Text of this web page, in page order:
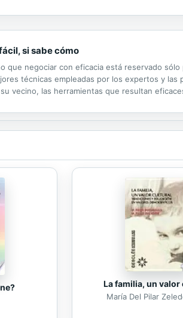
si sabe cómo
que negociar con eficacia está reservado
técnicas empleadas por los expertos y
vecino, las herramientas que resultan
La familia, un valor
María Del Pilar